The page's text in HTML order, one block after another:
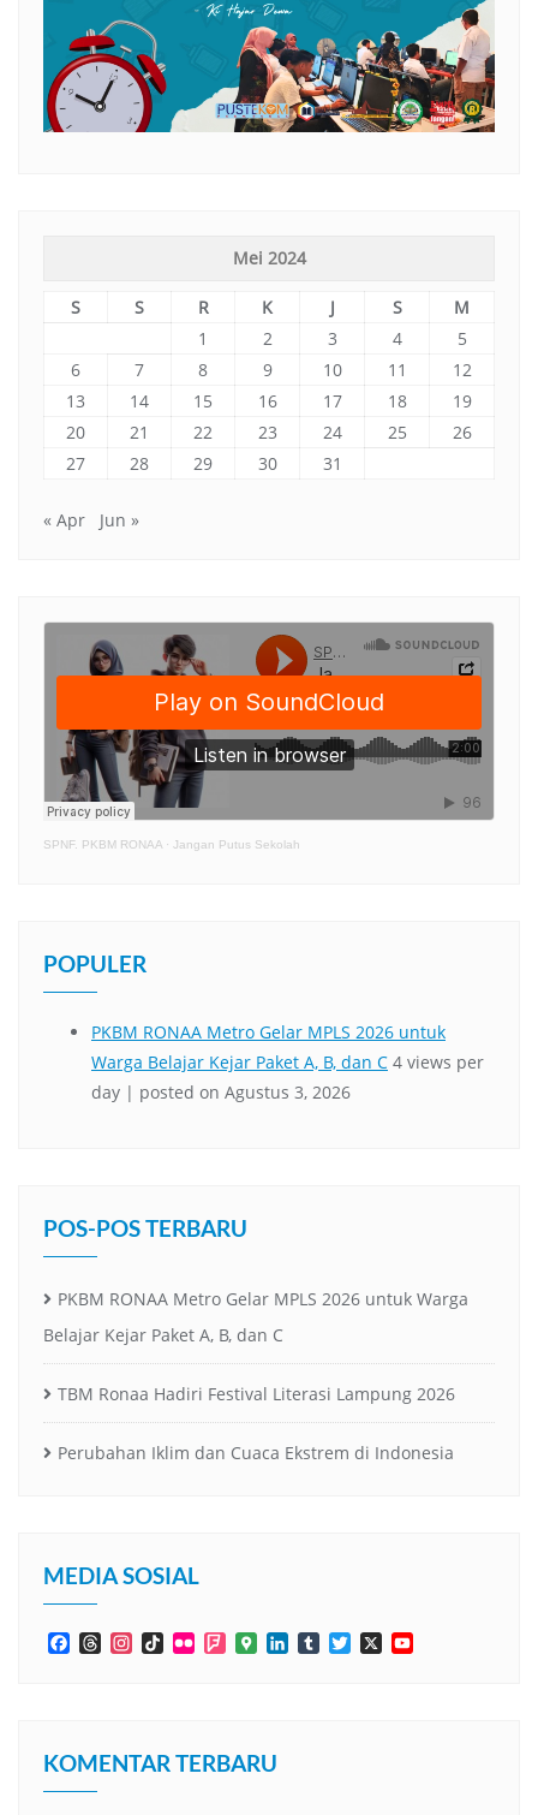
Mei 2024
S S R K J S
M
1
2 3 4
5
6
7 8 9 10 11
12
13
14 15 16 17 18
19
20
21 22 23 24 25
26
27
28 29 30 31
« Apr Jun »
SPNF. PKBM RONAA · Jangan Putus Sekolah
POPULER
POS-POS TERBARU
PKBM RONAA Metro Gelar MPLS 2026 untuk Warga
Belajar Kejar Paket A, B, dan C
TBM Ronaa Hadiri Festival Literasi Lampung 2026
Perubahan Iklim dan Cuaca Ekstrem di Indonesia
MEDIA SOSIAL
Facebook
ThreadsInstagram
TikTokFlickrFoursquare
GoogleLinkedIn
TumblrTwitter
X
KOMENTAR TERBARU